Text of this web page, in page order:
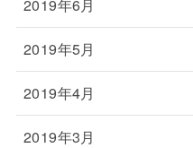
2019年6月
2019年5月
2019年4月
2019年3月